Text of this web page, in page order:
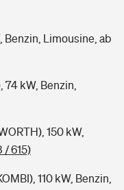
Benzin, Limousine, ab
74 kW, Benzin,
150 kW,
/ 615)
110 kW, Benzin,